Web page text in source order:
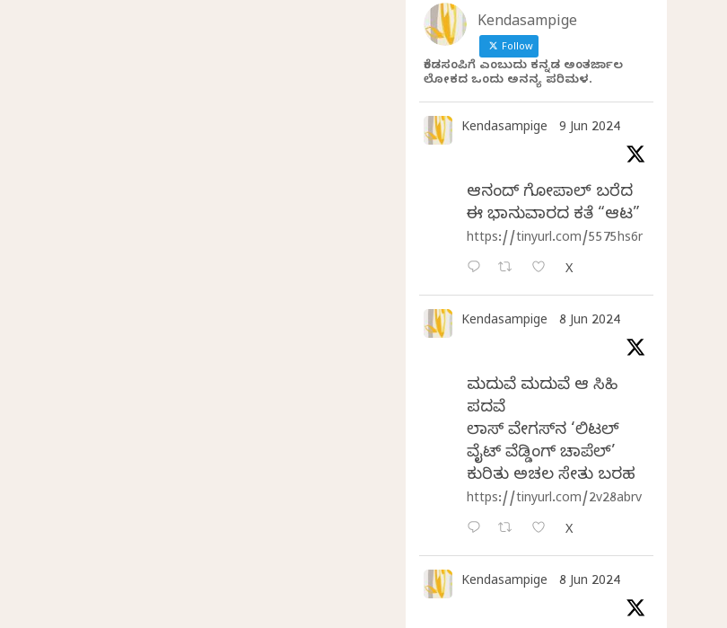
Kendasampige
Follow
ಕೆಂಡಸಂಪಿಗೆ ಎಂಬುದು ಕನ್ನಡ ಅಂತರ್ಜಾಲ
ಲೋಕದ ಒಂದು ಅನನ್ಯ ಪರಿಮಳ.
Kendasampige 9 Jun 2024
ಆನಂದ್‌ ಗೋಪಾಲ್‌ ಬರೆದ
ಈ ಭಾನುವಾರದ ಕತೆ “ಆಟ”
https://tinyurl.com/5575hs6r
X
Kendasampige 8 Jun 2024
ಮದುವೆ ಮದುವೆ ಆ ಸಿಹಿ
ಪದವೆ
ಲಾಸ್‌ ವೇಗಸ್‌ನ ‘ಲಿಟಲ್
ವೈಟ್ ವೆಡ್ಡಿಂಗ್ ಚಾಪೆಲ್’
ಕುರಿತು ಅಚಲ ಸೇತು ಬರಹ
https://tinyurl.com/2v28abrv
X
Kendasampige 8 Jun 2024